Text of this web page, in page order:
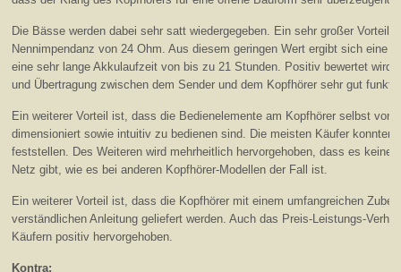
Die Bässe werden dabei sehr satt wiedergegeben. Ein sehr großer Vorteil
Nennimpendanz von 24 Ohm. Aus diesem geringen Wert ergibt sich eine
eine sehr lange Akkulaufzeit von bis zu 21 Stunden. Positiv bewertet wird
und Übertragung zwischen dem Sender und dem Kopfhörer sehr gut
Ein weiterer Vorteil ist, dass die Bedienelemente am Kopfhörer selbst von
dimensioniert sowie intuitiv zu bedienen sind. Die meisten Käufer konnten
feststellen. Des Weiteren wird mehrheitlich hervorgehoben, dass es keine
Netz gibt, wie es bei anderen Kopfhörer-Modellen der Fall ist.
Ein weiterer Vorteil ist, dass die Kopfhörer mit einem umfangreichen
verständlichen Anleitung geliefert werden. Auch das Preis-Leistungs-
Käufern positiv hervorgehoben.
Kontra: